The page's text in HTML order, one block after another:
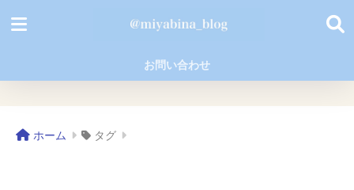
お問い合わせ
ホーム タグ